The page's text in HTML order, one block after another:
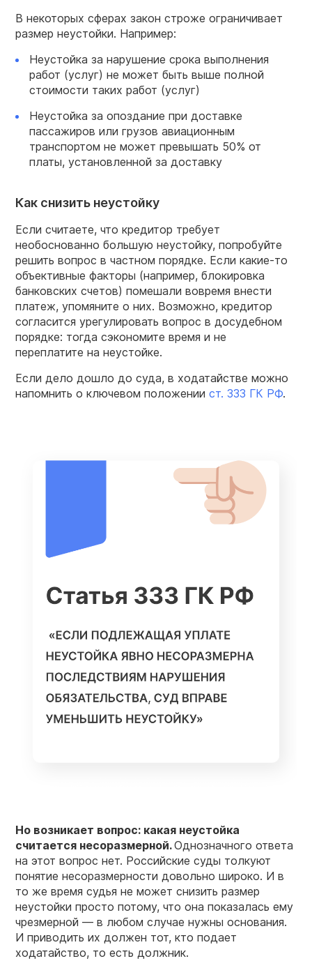
В некоторых сферах закон строже ограничивает
размер неустойки. Например:
Неустойка за нарушение срока выполнения
работ (услуг) не может быть выше полной
стоимости таких работ (услуг)
Неустойка за опоздание при доставке
пассажиров или грузов авиационным
транспортом не может превышать 50% от
платы, установленной за доставку
Как снизить неустойку
Если считаете, что кредитор требует
необоснованно большую неустойку, попробуйте
решить вопрос в частном порядке. Если какие-то
объективные факторы (например, блокировка
банковских счетов) помешали вовремя внести
платеж, упомяните о них. Возможно, кредитор
согласится урегулировать вопрос в досудебном
порядке: тогда сэкономите время и не
переплатите на неустойке.
Если дело дошло до суда, в ходатайстве можно
напомнить о ключевом положении ст. 333 ГК РФ.
Но возникает вопрос: какая неустойка
считается несоразмерной.Однозначного ответа
на этот вопрос нет. Российские суды толкуют
понятие несоразмерности довольно широко. И в
то же время судья не может снизить размер
неустойки просто потому, что она показалась ему
чрезмерной — в любом случае нужны основания.
И приводить их должен тот, кто подает
ходатайство, то есть должник.